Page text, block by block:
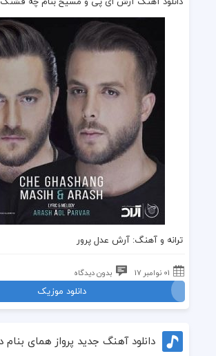
ترانه وآهنگ: آرش عدل پرور
01 نوامبر 17 بدون دیدگاه
دانلود موزیک